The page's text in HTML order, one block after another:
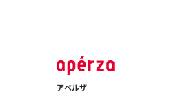
アペルザ